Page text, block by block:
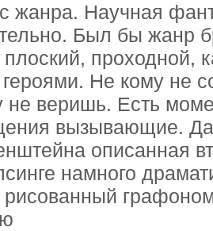
жанра. Научная
Был бы жанр
проходной,
Не кому не
не веришь. Есть
вызывающие.
описанная
намного